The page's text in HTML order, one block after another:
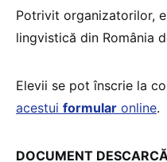
Potrivit organizatorilor,
lingvistică din România
Elevii se pot înscrie la
acestui formular online.
DOCUMENT